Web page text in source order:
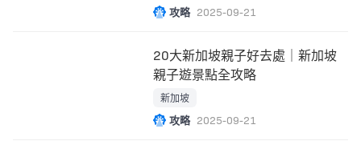
攻略 2025-09-21
20大新加坡親子好去處｜新加坡
親子遊景點全攻略
新加坡
攻略 2025-09-21